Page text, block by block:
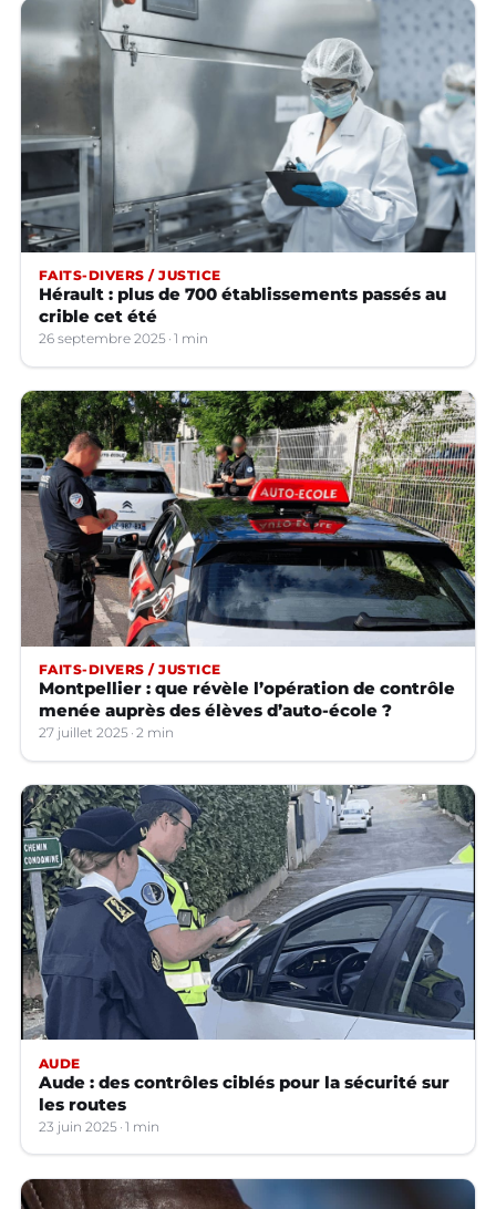
FAITS-DIVERS / JUSTICE
Hérault : plus de 700 établissements passés au
crible cet été
26 septembre 2025 1 min
FAITS-DIVERS / JUSTICE
Montpellier : que révèle l’opération de contrôle
menée auprès des élèves d’auto-école ?
27 juillet 2025 2 min
AUDE
Aude : des contrôles ciblés pour la sécurité sur
les routes
23 juin 2025 1 min